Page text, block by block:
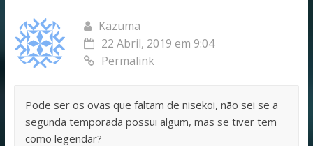
Kazuma
22 Abril, 2019 em 9:04
Permalink
Pode ser os ovas que faltam de nisekoi, não sei se a
segunda temporada possui algum, mas se tiver tem
como legendar?